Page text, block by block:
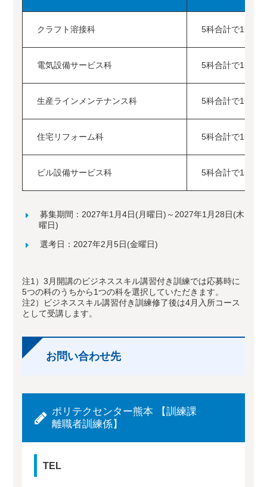
クラフト溶接科 5科合計で15名
電気設備サービス科 5科合計で15名
生産ラインメンテナンス科 5科合計で15名
住宅リフォーム科 5科合計で15名
ビル設備サービス科 5科合計で15名
募集期間：2027年1月4日(月曜日)～2027年1月28日(木
曜日)
選考日：2027年2月5日(金曜日)
注1）3月開講のビジネススキル講習付き訓練では応募時に
5つの科のうちから1つの科を選択していただきます。
注2）ビジネススキル講習付き訓練修了後は4月入所コース
として受講します。
お問い合わせ先
ポリテクセンター熊本 【訓練課
離職者訓練係】
TEL